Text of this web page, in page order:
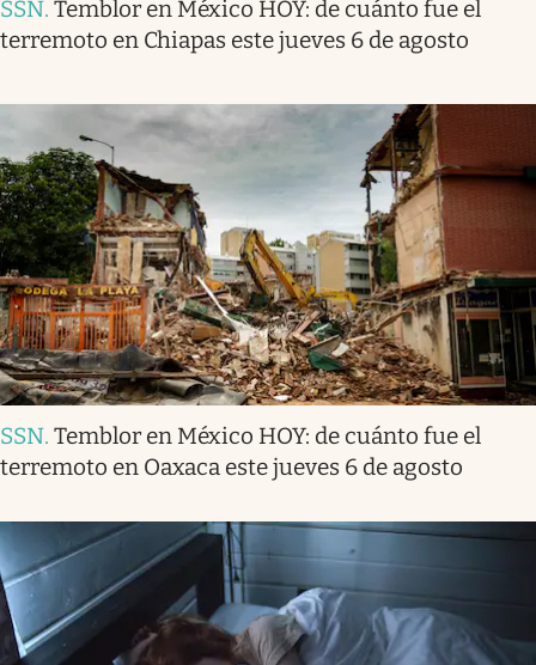
SSN. Temblor en México HOY: de cuánto fue el
terremoto en Chiapas este jueves 6 de agosto
SSN. Temblor en México HOY: de cuánto fue el
terremoto en Oaxaca este jueves 6 de agosto